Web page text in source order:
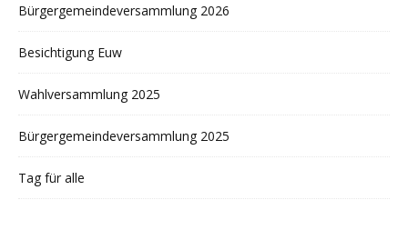
Bürgergemeindeversammlung 2026
Besichtigung Euw
Wahlversammlung 2025
Bürgergemeindeversammlung 2025
Tag für alle